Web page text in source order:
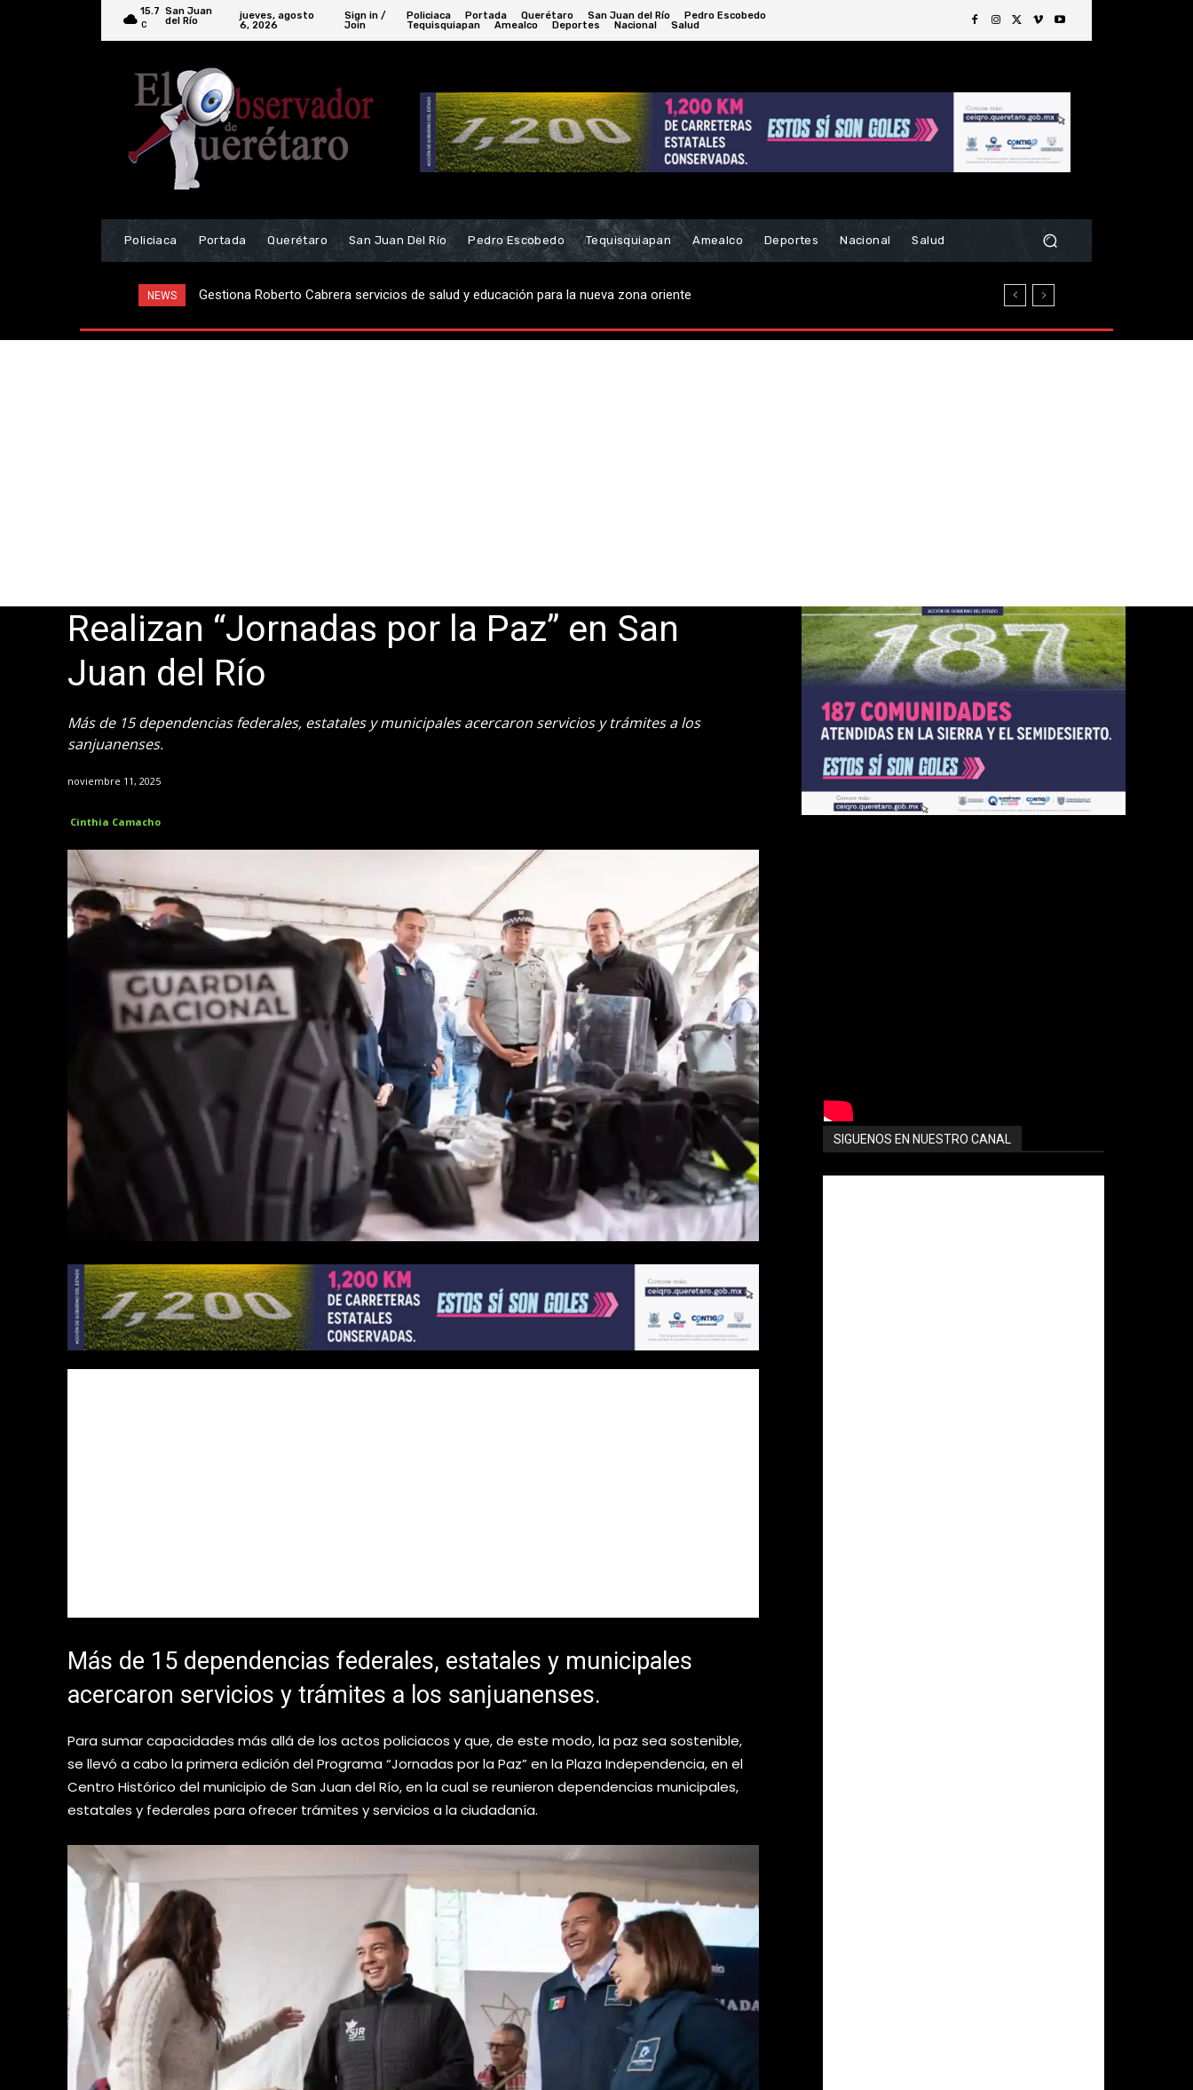
15.7
C
San Juan
del Río
jueves, agosto
6, 2026
Sign in /
Join
Policiaca Portada Querétaro San Juan del Río
Pedro Escobedo
Tequisquiapan
Amealco Deportes Nacional Salud
Policiaca Portada Querétaro San Juan Del Río Pedro Escobedo Tequisquiapan Amealco Deportes Nacional Salud
NEWS Supervisa Roberto Cabrera trabajos de reencarpetado en Fraccionamiento La Esmeralda
Gestiona Roberto Cabrera servicios de salud y educación para la nueva zona oriente
Realizan “Jornadas por la Paz” en San
Juan del Río
Más de 15 dependencias federales, estatales y municipales acercaron servicios y trámites a los
sanjuanenses.
noviembre 11, 2025
Cinthia Camacho
Más de 15 dependencias federales, estatales y municipales
acercaron servicios y trámites a los sanjuanenses.
Para sumar capacidades más allá de los actos policiacos y que, de este modo, la paz sea sostenible,
se llevó a cabo la primera edición del Programa “Jornadas por la Paz” en la Plaza Independencia, en el
Centro Histórico del municipio de San Juan del Río, en la cual se reunieron dependencias municipales,
estatales y federales para ofrecer trámites y servicios a la ciudadanía.
SIGUENOS EN NUESTRO CANAL